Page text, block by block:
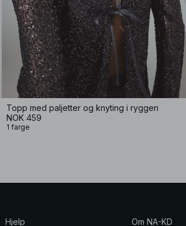
Topp med paljetter og knyting i ryggen
NOK 459
1 farge
Hjelp
Om NA-KD